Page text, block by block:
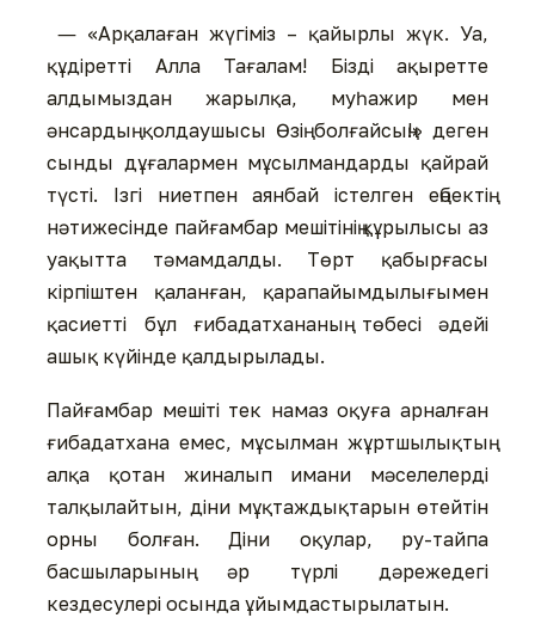
― «Арқалаған жүгіміз – қайырлы жүк. Уа,
құдіретті Алла Тағалам! Бізді ақыретте
алдымыздан жарылқа, муһажир мен
әнсардың қолдаушысы Өзің болғайсың!» деген
сынды дұғалармен мұсылмандарды қайрай
түсті. Ізгі ниетпен аянбай істелген еңбектің
нәтижесінде пайғамбар мешітінің құрылысы аз
уақытта тәмамдалды. Төрт қабырғасы
кірпіштен қаланған, қарапайымдылығымен
қасиетті бұл ғибадатхананың төбесі әдейі
ашық күйінде қалдырылады.
Пайғамбар мешіті тек намаз оқуға арналған
ғибадатхана емес, мұсылман жұртшылықтың
алқа қотан жиналып имани мәселелерді
талқылайтын, діни мұқтаждықтарын өтейтін
орны болған. Діни оқулар, ру-тайпа
басшыларының әр түрлі дәрежедегі
кездесулері осында ұйымдастырылатын.